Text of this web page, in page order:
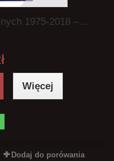
1975-2018 –...
Więcej
Dodaj do porówania